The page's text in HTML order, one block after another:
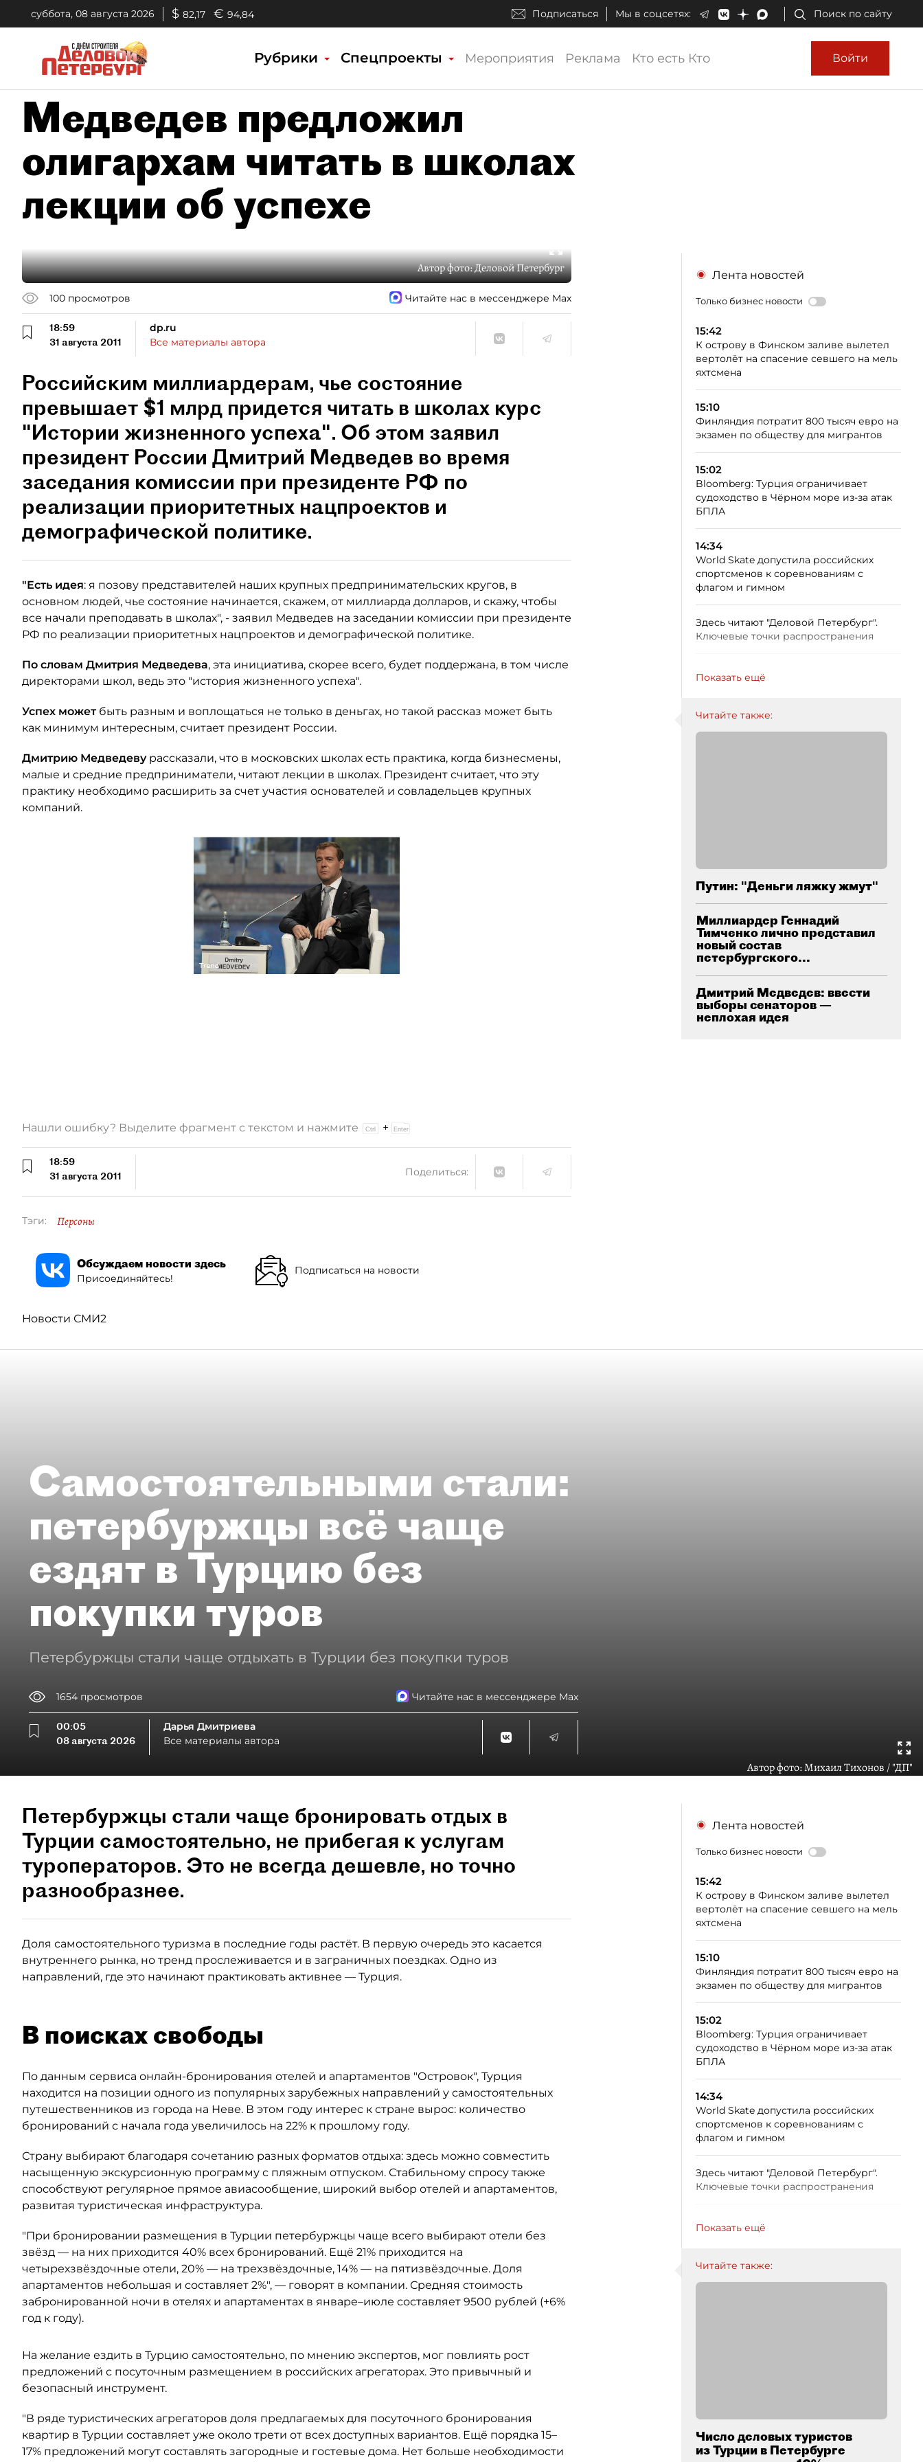
суббота, 08 августа 2026 $ 82,17 € 94,84 Подписаться Мы в соцсетях: Поиск по сайту
Рубрики Спецпроекты Мероприятия Реклама Кто есть Кто Войти
Медведев предложил
олигархам читать в школах
лекции об успехе
Автор фото:Деловой Петербург
100 просмотров Читайте нас в мессенджере Max
18:59
31 августа 2011
dp.ru
Все материалы автора
Российским миллиардерам, чье состояние
превышает $1 млрд придется читать в школах курс
"Истории жизненного успеха". Об этом заявил
президент России Дмитрий Медведев во время
заседания комиссии при президенте РФ по
реализации приоритетных нацпроектов и
демографической политике.
"Есть идея: я позову представителей наших крупных предпринимательских кругов, в
основном людей, чье состояние начинается, скажем, от миллиарда долларов, и скажу, чтобы
все начали преподавать в школах", - заявил Медведев на заседании комиссии при президенте
РФ по реализации приоритетных нацпроектов и демографической политике.
По словам Дмитрия Медведева, эта инициатива, скорее всего, будет поддержана, в том числе
директорами школ, ведь это "история жизненного успеха".
Успех можетбыть разным и воплощаться не только в деньгах, но такой рассказ может быть
как минимум интересным, считает президент России.
Дмитрию Медведевурассказали, что в московских школах есть практика, когда бизнесмены,
малые и средние предприниматели, читают лекции в школах. Президент считает, что эту
практику необходимо расширить за счет участия основателей и совладельцев крупных
компаний.
Лента новостей
Только бизнес новости
15:42
К острову в Финском заливе вылетел
вертолёт на спасение севшего на мель
яхтсмена
15:10
Финляндия потратит 800 тысяч евро на
экзамен по обществу для мигрантов
15:02
Bloomberg: Турция ограничивает
судоходство в Чёрном море из-за атак
БПЛА
14:34
World Skate допустила российских
спортсменов к соревнованиям с
флагом и гимном
Здесь читают "Деловой Петербург".
Ключевые точки распространения
Показать ещё
Читайте также:
Путин: "Деньги ляжку жмут"
Миллиардер Геннадий
Тимченко лично представил
новый состав
петербургского...
Дмитрий Медведев: ввести
выборы сенаторов —
неплохая идея
Нашли ошибку? Выделите фрагмент с текстом и нажмите +
18:59
31 августа 2011
Поделиться:
Тэги: Персоны
Обсуждаем новости здесь
Присоединяйтесь!
Подписаться на новости
Новости СМИ2
Самостоятельными стали:
петербуржцы всё чаще
ездят в Турцию без
покупки туров
Петербуржцы стали чаще отдыхать в Турции без покупки туров
1654 просмотров Читайте нас в мессенджере Max
00:05
08 августа 2026
Дарья Дмитриева
Все материалы автора
Автор фото:Михаил Тихонов / "ДП"
Петербуржцы стали чаще бронировать отдых в
Турции самостоятельно, не прибегая к услугам
туроператоров. Это не всегда дешевле, но точно
разнообразнее.
Доля самостоятельного туризма в последние годы растёт. В первую очередь это касается
внутреннего рынка, но тренд прослеживается и в заграничных поездках. Одно из
направлений, где это начинают практиковать активнее — Турция.
В поисках свободы
По данным сервиса онлайн-бронирования отелей и апартаментов "Островок", Турция
находится на позиции одного из популярных зарубежных направлений у самостоятельных
путешественников из города на Неве. В этом году интерес к стране вырос: количество
бронирований с начала года увеличилось на 22% к прошлому году.
Страну выбирают благодаря сочетанию разных форматов отдыха: здесь можно совместить
насыщенную экскурсионную программу с пляжным отпуском. Стабильному спросу также
способствуют регулярное прямое авиасообщение, широкий выбор отелей и апартаментов,
развитая туристическая инфраструктура.
"При бронировании размещения в Турции петербуржцы чаще всего выбирают отели без
звёзд — на них приходится 40% всех бронирований. Ещё 21% приходится на
четырехзвёздочные отели, 20% — на трехзвёздочные, 14% — на пятизвёздочные. Доля
апартаментов небольшая и составляет 2%", — говорят в компании. Средняя стоимость
забронированной ночи в отелях и апартаментах в январе–июле составляет 9500 рублей (+6%
год к году).
На желание ездить в Турцию самостоятельно, по мнению экспертов, мог повлиять рост
предложений с посуточным размещением в российских агрегаторах. Это привычный и
безопасный инструмент.
"В ряде туристических агрегаторов доля предлагаемых для посуточного бронирования
квартир в Турции составляет уже около трети от всех доступных вариантов. Ещё порядка 15–
17% предложений могут составлять загородные и гостевые дома. Нет больше необходимости
Лента новостей
Только бизнес новости
15:42
К острову в Финском заливе вылетел
вертолёт на спасение севшего на мель
яхтсмена
15:10
Финляндия потратит 800 тысяч евро на
экзамен по обществу для мигрантов
15:02
Bloomberg: Турция ограничивает
судоходство в Чёрном море из-за атак
БПЛА
14:34
World Skate допустила российских
спортсменов к соревнованиям с
флагом и гимном
Здесь читают "Деловой Петербург".
Ключевые точки распространения
Показать ещё
Читайте также:
Число деловых туристов
из Турции в Петербурге